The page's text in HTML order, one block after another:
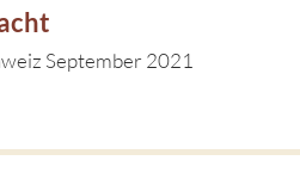
September 2021